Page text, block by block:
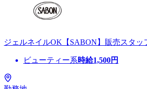
ジェルネイルOK【SABON】販売スタ
ビューティー系時給1,500円